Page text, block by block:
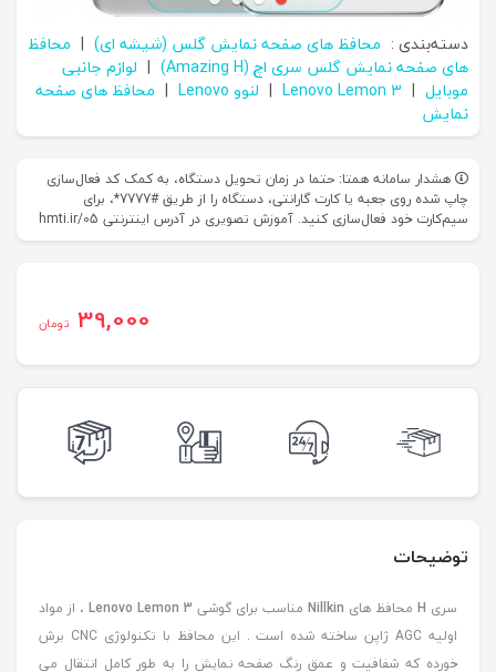
دسته‌بندی : محافظ های صفحه نمایش گلس (شیشه ای) | محافظ
های صفحه نمایش گلس سری اچ (Amazing H)
| لوازم جانبی
موبایل |
Lenovo Lemon 3
| لنوو Lenovo | محافظ های صفحه
نمایش
هشدار سامانه همتا: حتما در زمان تحویل دستگاه، به کمک کد فعال‌سازی
چاپ شده روی جعبه یا کارت گارانتی، دستگاه را از طریق #7777*، برای
سیم‌کارت خود فعال‌سازی کنید. آموزش تصویری در آدرس اینترنتی hmti.ir/05
39,000 تومان
توضیحات
سری H محافظ های Nillkin مناسب برای گوشی Lenovo Lemon 3 ، از مواد
اولیه AGC ژاپن ساخته شده است . این محافظ با تکنولوژی CNC برش
خورده که شفافیت و عمق رنگ صفحه نمایش را به طور کامل انتقال می